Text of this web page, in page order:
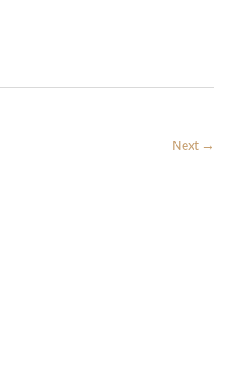
Next →